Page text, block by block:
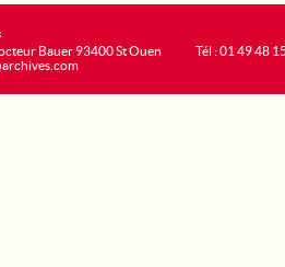
Bauer 93400 St Ouen
Tél : 01 49 48